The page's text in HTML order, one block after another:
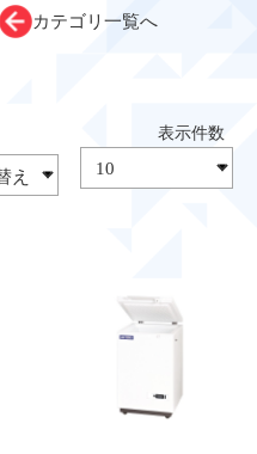
カテゴリ一覧へ